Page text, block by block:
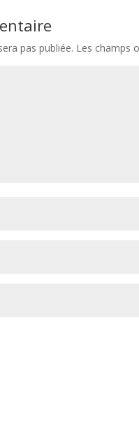
pas publiée. Les champs